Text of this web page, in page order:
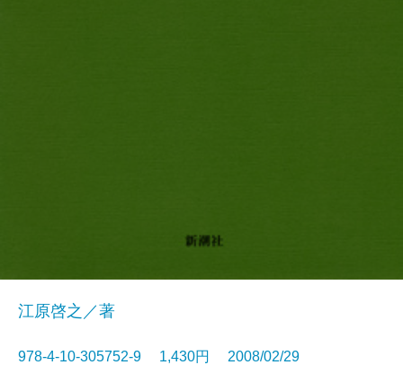
江原啓之／著
978-4-10-305752-9 1,430円 2008/02/29